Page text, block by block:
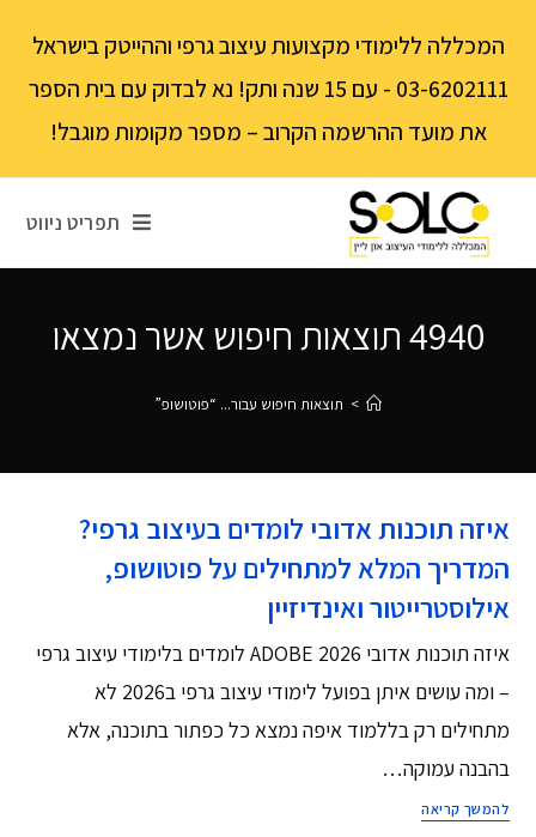
המכללה ללימודי מקצועות עיצוב גרפי וההייטק בישראל
03-6202111 - עם 15 שנה ותק! נא לבדוק עם בית הספר
את מועד ההרשמה הקרוב – מספר מקומות מוגבל!
תפריט ניווט
4940תוצאות חיפוש אשר נמצאו
> תוצאות חיפוש עבור... “פוטושופ”
איזה תוכנות אדובי לומדים בעיצוב גרפי?
המדריך המלא למתחילים על פוטושופ,
אילוסטרייטור ואינדיזיין
איזה תוכנות אדובי ADOBE 2026 לומדים בלימודי עיצוב גרפי
– ומה עושים איתן בפועל לימודי עיצוב גרפי ב2026 לא
מתחילים רק בללמוד איפה נמצא כל כפתור בתוכנה, אלא
בהבנה עמוקה…
להמשך קריאה